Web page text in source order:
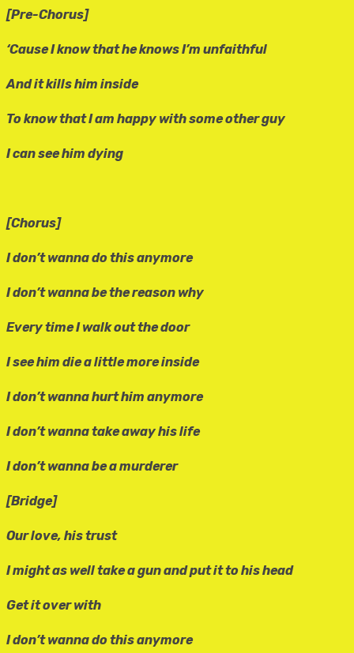
[Pre-Chorus]
‘Cause I know that he knows I’m unfaithful
And it kills him inside
To know that I am happy with some other guy
I can see him dying
[Chorus]
I don’t wanna do this anymore
I don’t wanna be the reason why
Every time I walk out the door
I see him die a little more inside
I don’t wanna hurt him anymore
I don’t wanna take away his life
I don’t wanna be a murderer
[Bridge]
Our love, his trust
I might as well take a gun and put it to his head
Get it over with
I don’t wanna do this anymore